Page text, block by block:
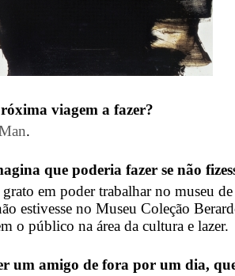
viagem a fazer?
.
que poderia fazer se não
em poder trabalhar no museu
estivesse no Museu Coleção
o público na área da cultura e lazer.
um amigo de fora por um dia,